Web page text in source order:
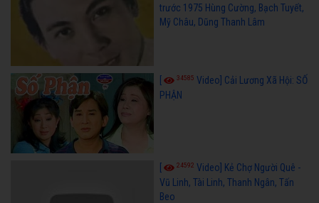
trước 1975 Hùng Cường, Bạch Tuyết,
Mỹ Châu, Dũng Thanh Lâm
34585 Video] Cải Lương Xã Hội: SỐ
PHẬN
24592 Video] Kẻ Chợ Người Quê -
Vũ Linh, Tài Linh, Thanh Ngân, Tấn
Beo